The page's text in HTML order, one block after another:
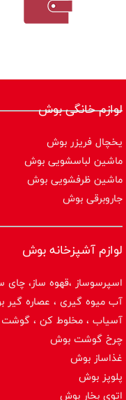
لوازم خانگی بوش
یخچال فریزر بوش
ماشین لباسشویی بوش
ماشین ظرفشویی بوش
جاروبرقی بوش
لوازم آشپزخانه بوش
اسپرسوساز ،قهوه ساز،
آب میوه گیری ، عصاره گیر
آسیاب ، مخلوط کن ،
چرخ گوشت بوش
غذاساز بوش
پلوپز بوش
اتوی بخار بوش